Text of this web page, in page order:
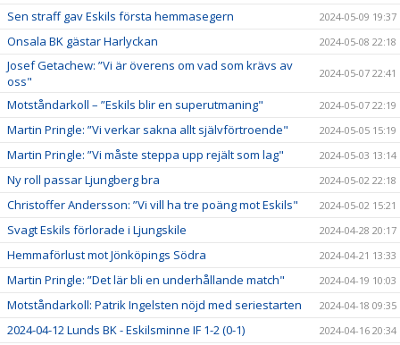
Sen straff gav Eskils första hemmasegern 2024-05-09 19:37
Onsala BK gästar Harlyckan 2024-05-08 22:18
Josef Getachew: ”Vi är överens om vad som krävs av
oss"
2024-05-07 22:41
Motståndarkoll – ”Eskils blir en superutmaning" 2024-05-07 22:19
Martin Pringle: ”Vi verkar sakna allt självförtroende" 2024-05-05 15:19
Martin Pringle: ”Vi måste steppa upp rejält som lag" 2024-05-03 13:14
Ny roll passar Ljungberg bra 2024-05-02 22:18
Christoffer Andersson: ”Vi vill ha tre poäng mot Eskils" 2024-05-02 15:21
Svagt Eskils förlorade i Ljungskile 2024-04-28 20:17
Hemmaförlust mot Jönköpings Södra 2024-04-21 13:33
Martin Pringle: ”Det lär bli en underhållande match" 2024-04-19 10:03
Motståndarkoll: Patrik Ingelsten nöjd med seriestarten 2024-04-18 09:35
2024-04-12 Lunds BK - Eskilsminne IF 1-2 (0-1) 2024-04-16 20:34